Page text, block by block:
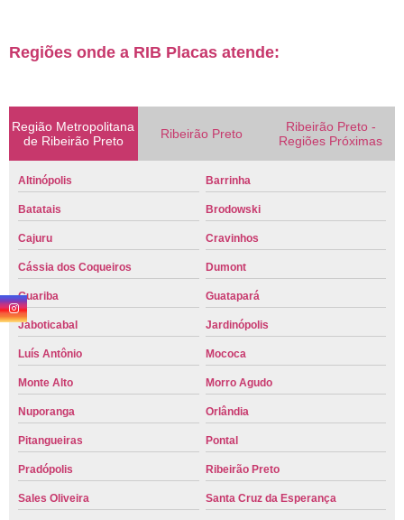
Regiões onde a RIB Placas atende:
Região Metropolitana
de Ribeirão Preto
Ribeirão Preto
Ribeirão Preto -
Regiões Próximas
Altinópolis Barrinha
Batatais Brodowski
Cajuru Cravinhos
Cássia dos Coqueiros Dumont
Guariba Guatapará
Jaboticabal Jardinópolis
Luís Antônio Mococa
Monte Alto Morro Agudo
Nuporanga Orlândia
Pitangueiras Pontal
Pradópolis Ribeirão Preto
Sales Oliveira Santa Cruz da Esperança